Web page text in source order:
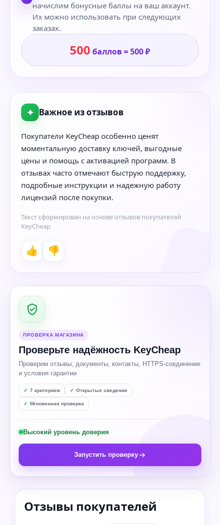
начислим бонусные баллы на ваш аккаунт.
Их можно использовать при следующих
заказах.
500 баллов = 500 ₽
✦ Важное из отзывов
Покупатели KeyCheap особенно ценят
моментальную доставку ключей, выгодные
цены и помощь с активацией программ. В
отзывах часто отмечают быструю поддержку,
подробные инструкции и надежную работу
лицензий после покупки.
Текст сформирован на основе отзывов покупателей
KeyCheap
👍 👎
ПРОВЕРКА МАГАЗИНА
Проверьте надёжность KeyCheap
Проверим отзывы, документы, контакты, HTTPS-соединение
и условия гарантии
7 критериев Открытые сведения
Мгновенная проверка
Высокий уровень доверия
Запустить проверку